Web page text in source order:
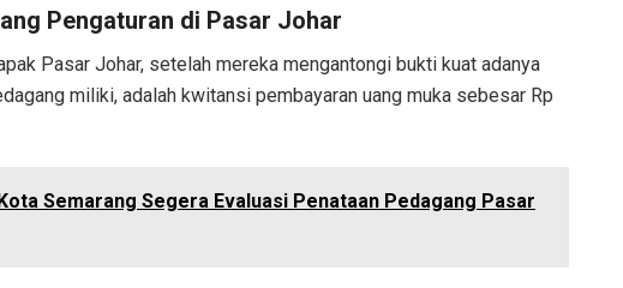
Pengaturan di Pasar Johar
Pasar Johar, setelah mereka mengantongi bukti kuat adanya
miliki, adalah kwitansi pembayaran uang muka sebesar Rp
Semarang Segera Evaluasi Penataan Pedagang Pasar